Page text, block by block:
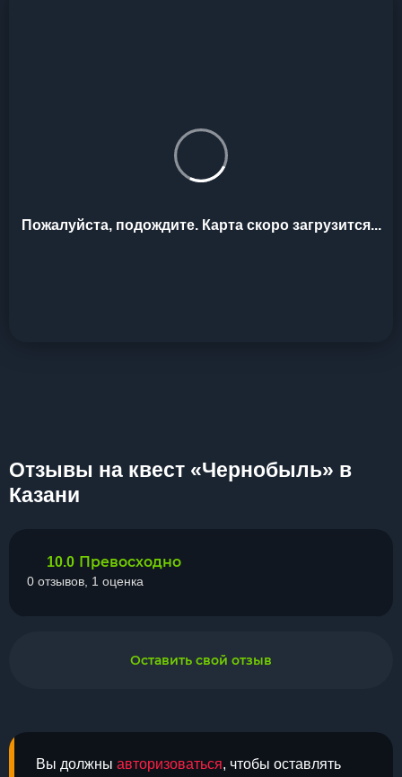
Пожалуйста, подождите. Карта скоро загрузится...
Отзывы на квест «Чернобыль» в
Казани
Вы должны авторизоваться, чтобы оставлять
10.0 Превосходно
0 отзывов, 1 оценка
Оставить свой отзыв